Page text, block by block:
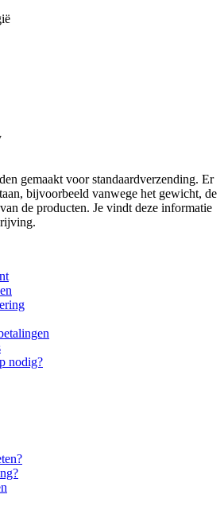
gemaakt voor standaardverzending. Er
bijvoorbeeld vanwege het gewicht, de
de producten. Je vindt deze informatie
nodig?